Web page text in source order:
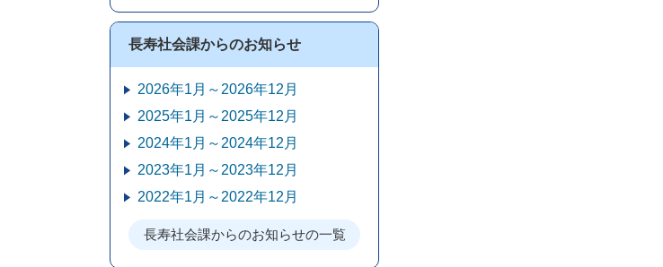
長寿社会課からのお知らせ
2026年1月～2026年12月
2025年1月～2025年12月
2024年1月～2024年12月
2023年1月～2023年12月
2022年1月～2022年12月
長寿社会課からのお知らせの一覧